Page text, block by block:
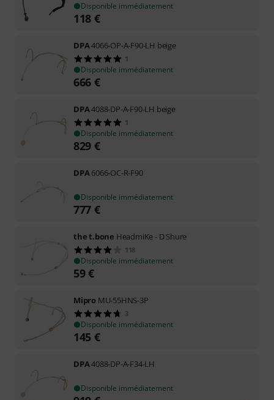
Disponible immédiatement
118 €
DPA4066-OP-A-F90-LH beige
1
Disponible immédiatement
666 €
DPA4088-DP-A-F90-LH beige
1
Disponible immédiatement
829 €
DPA6066-OC-R-F90
Disponible immédiatement
777 €
the t.bone HeadmiKe - D Shure
118
Disponible immédiatement
59€
Mipro MU-55HNS-3P
3
Disponible immédiatement
145 €
DPA4088-DP-A-F34-LH
Disponible immédiatement